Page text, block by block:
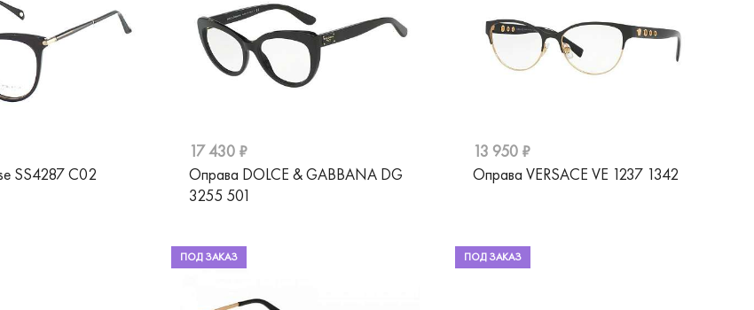
SS4287 C02
17 430 ₽
Оправа DOLCE & GABBANA DG
3255 501
13 950 ₽
Оправа VERSACE VE 1237 1342
ПОД ЗАКАЗ ПОД ЗАКАЗ